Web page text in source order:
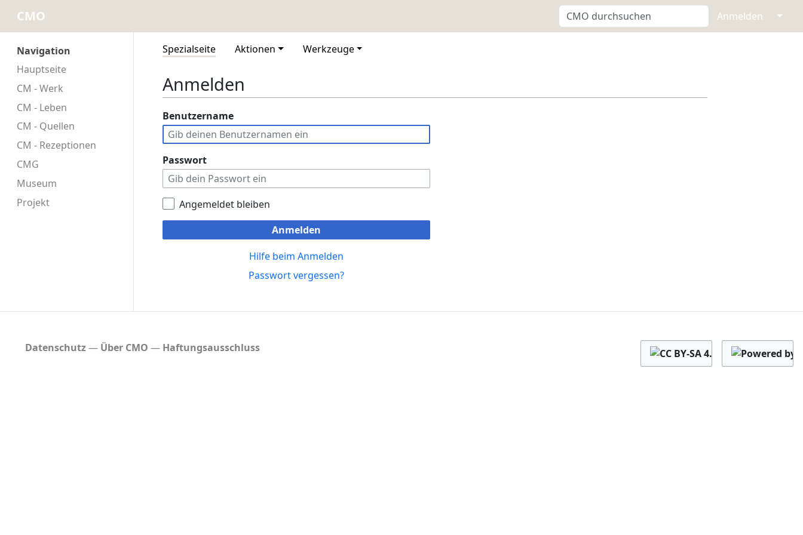
CMO Anmelden ↓
Navigation
Hauptseite
CM - Werk
CM - Leben
CM - Quellen
CM - Rezeptionen
CMG
Museum
Projekt
Spezialseite Aktionen Werkzeuge
Anmelden
Benutzername
Passwort
Angemeldet bleiben
Anmelden
Hilfe beim Anmelden
Passwort vergessen?
Datenschutz Über CMO Haftungsausschluss